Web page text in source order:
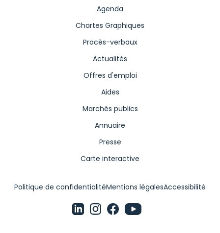
Agenda
Chartes Graphiques
Procès-verbaux
Actualités
Offres d'emploi
Aides
Marchés publics
Annuaire
Presse
Carte interactive
Politique de confidentialitéMentions légalesAccessibilité